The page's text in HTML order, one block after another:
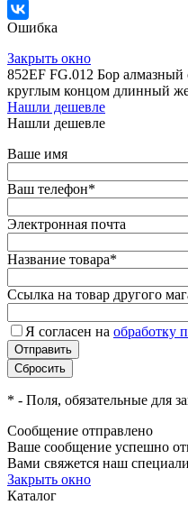
Ошибка
Закрыть окно
852EF FG.012 Бор алмазный
круглым концом длинный
Нашли дешевле
Нашли дешевле
Ваше имя
Ваш телефон*
Электронная почта
Название товара*
Ссылка на товар другого
Я согласен на обработку
* - Поля, обязательные для
Сообщение отправлено
Ваше сообщение успешно
Вами свяжется наш
Закрыть окно
Каталог